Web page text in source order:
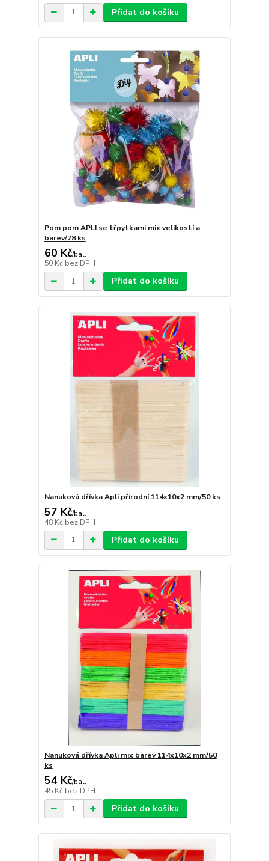
Přidat do košíku
Pom pom APLI se třpytkami mix velikostí a
barev/78 ks
60 Kč/bal.
50 Kč bez DPH
Přidat do košíku
Nanuková dřívka Apli přírodní 114x10x2 mm/50 ks
57 Kč/bal.
48 Kč bez DPH
Přidat do košíku
Nanuková dřívka Apli mix barev 114x10x2 mm/50
ks
54 Kč/bal.
45 Kč bez DPH
Přidat do košíku